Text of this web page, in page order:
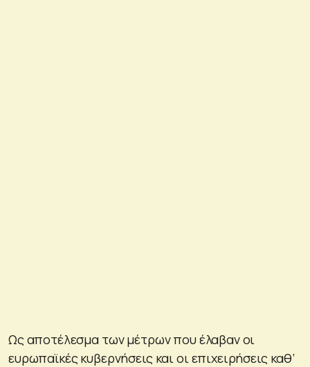
Ως αποτέλεσμα των μέτρων που έλαβαν οι
ευρωπαϊκές κυβερνήσεις και οι επιχειρήσεις καθ’